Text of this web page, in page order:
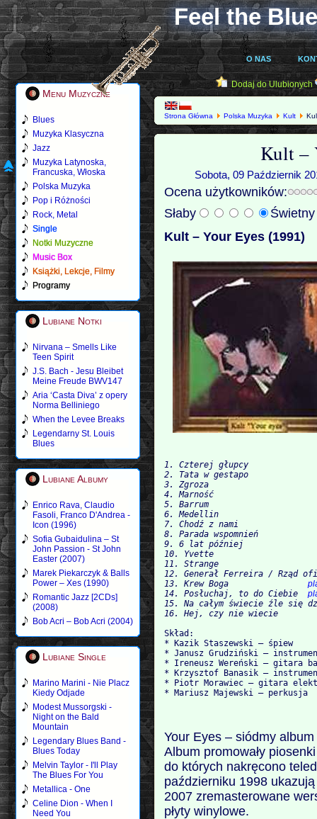
Feel the
O NAS
Menu Muzyczne
Blues
Muzyka Klasyczna
Jazz
Muzyka Latynoska,
Francuska, Włoska
Polska Muzyka
Pop i Różności
Rock, Metal
Single
Notki Muzyczne
Music Box
Książki, Lekcje, Filmy
Programy
Lubiane Notki
Nirvana – Smells Like
Teen Spirit
J.S. Bach - Jesu Bleibet
Meine Freude BWV147
Aria ‘Casta Diva’ z opery
Norma Belliniego
When the Levee Breaks
Legendarny St. Louis
Blues
Lubiane Albumy
Enrico Rava, Claudio
Fasoli, Franco D'Andrea -
Icon (1996)
Sofia Gubaidulina – St
John Passion - St John
Easter (2007)
Marek Piekarczyk & Balls
Power – Xes (1990)
Romantic Jazz [2CDs]
(2008)
Bob Acri – Bob Acri (2004)
Lubiane Single
Marino Marini - Nie Placz
Kiedy Odjade
Modest Mussorgski -
Night on the Bald
Mountain
Legendary Blues Band -
Blues Today
Melvin Taylor - I'll Play
The Blues For You
Metallica - One
Celine Dion - When I
Need You
Dodaj do Ulubionych
Strona Główna Polska Muzyka Kult
Kult –
Sobota, 09 Październik
Ocena użytkowników:
Słaby
Kult – Your Eyes (1991)
1. Czterej głupcy
2. Tata w gestapo
3. Zgroza
4. Marność
5. Barrum
6. Medellin
7. Chodź z nami
8. Parada wspomnień
9. 6 lat później
10. Yvette
11. Strange
12. Generał Ferreira / Rząd
13. Krew Boga
14. Posłuchaj, to do Ciebie
15. Na całym świecie źle się
Skład:
* Kazik Staszewski – śpiew
* Janusz Grudziński –
* Ireneusz Wereński – gitara
* Krzysztof Banasik –
* Piotr Morawiec – gitara
Your Eyes – siódmy
Album promowały
do których nakręcono
październiku 1998
2007 zremasterowane
płyty winylowe.